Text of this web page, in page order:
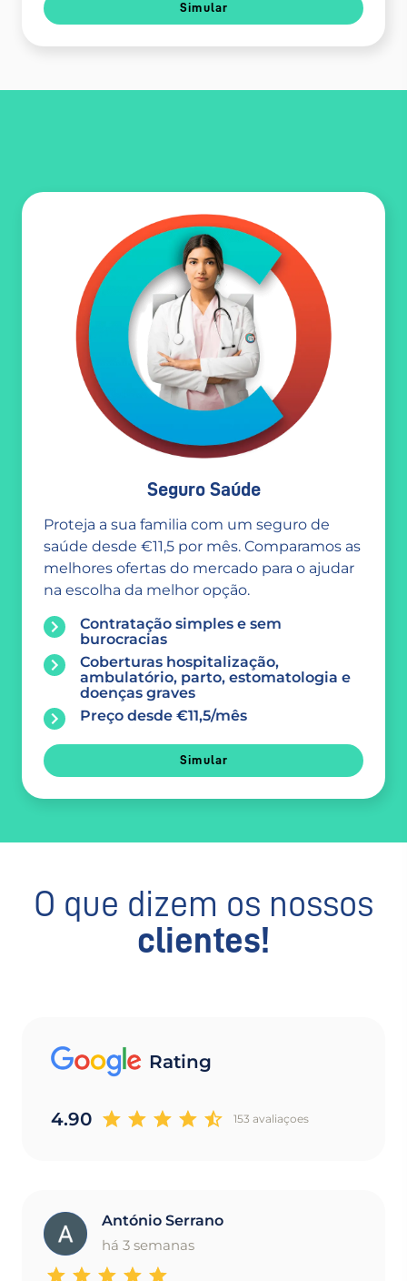
Simular
Seguro Saúde
Proteja a sua familia com um seguro de
saúde desde €11,5 por mês. Comparamos as
melhores ofertas do mercado para o ajudar
na escolha da melhor opção.
Contratação simples e sem
burocracias
Coberturas hospitalização,
ambulatório, parto, estomatologia e
doenças graves
Preço desde €11,5/mês
Simular
O que dizem os nossos
clientes!
Rating
4.90 153 avaliaçoes
A
António Serrano
há 3 semanas